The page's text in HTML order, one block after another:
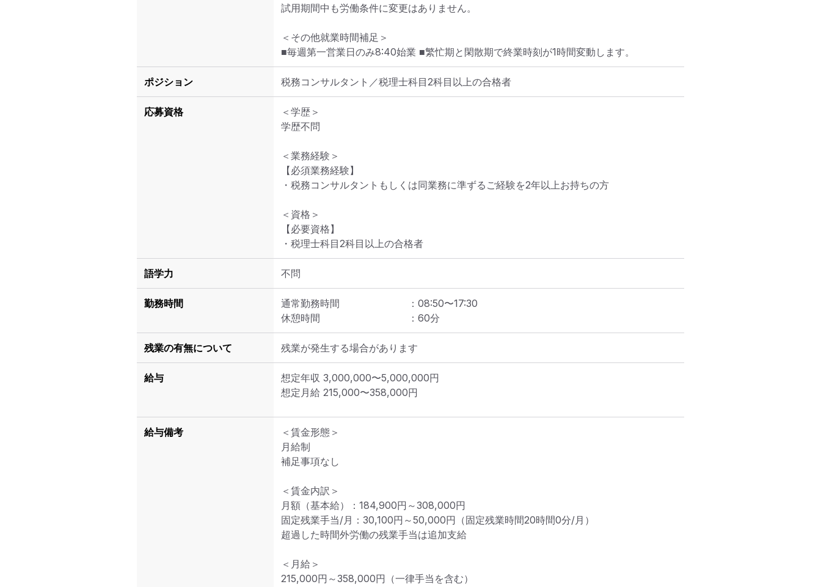
試用期間中も労働条件に変更はありません。
＜その他就業時間補足＞
■毎週第一営業日のみ8:40始業 ■繁忙期と閑散期で終業時刻が1時間変動します。
ポジション 税務コンサルタント／税理士科目2科目以上の合格者
応募資格
＜学歴＞
学歴不問
＜業務経験＞
【必須業務経験】
・税務コンサルタントもしくは同業務に準ずるご経験を2年以上お持ちの方
＜資格＞
【必要資格】
語学力 不問
勤務時間 通常勤務時間 ： 08:50〜17:30
休憩時間
： 60分
残業の有無について 残業が発生する場合があります
給与 想定年収 3,000,000〜5,000,000円
想定月給 215,000〜358,000円
給与備考
＜賃金形態＞
月給制
補足事項なし
＜賃金内訳＞
月額（基本給）：184,900円～308,000円
固定残業手当/月：30,100円～50,000円（固定残業時間20時間0分/月）
超過した時間外労働の残業手当は追加支給
＜月給＞
215,000円～358,000円（一律手当を含む）